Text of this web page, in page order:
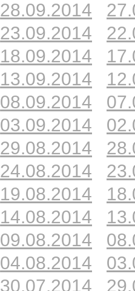
28.09.2014
23.09.2014
18.09.2014
13.09.2014
08.09.2014
03.09.2014
29.08.2014
24.08.2014
19.08.2014
14.08.2014
09.08.2014
04.08.2014
30.07.2014